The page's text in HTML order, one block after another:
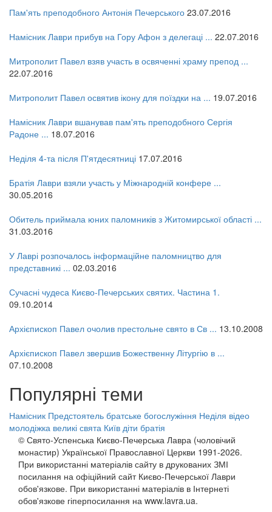
Пам'ять преподобного Антонія Печерського 23.07.2016
Намісник Лаври прибув на Гору Афон з делегаці ... 22.07.2016
Митрополит Павел взяв участь в освяченні храму препод ...
22.07.2016
Митрополит Павел освятив ікону для поїздки на ... 19.07.2016
Намісник Лаври вшанував пам'ять преподобного Сергія
Радоне ... 18.07.2016
Неділя 4-та після П'ятдесятниці 17.07.2016
Братія Лаври взяли участь у Міжнародній конфере ...
30.05.2016
Обитель приймала юних паломників з Житомирської області ...
31.03.2016
У Лаврі розпочалось інформаційне паломництво для
представникі ... 02.03.2016
Сучасні чудеса Києво-Печерських святих. Частина 1.
09.10.2014
Архієпископ Павел очолив престольне свято в Св ... 13.10.2008
Архієпископ Павел звершив Божественну Літургію в ...
07.10.2008
Популярні теми
Намісник Предстоятель братське богослужіння Неділя відео
молодіжка великі свята Київ діти братія
© Свято-Успенська Києво-Печерська Лавра (чоловічий
монастир) Української Православної Церкви 1991-2026.
При використанні матеріалів сайту в друкованих ЗМІ
посилання на офіційний сайт Києво-Печерської Лаври
обов'язкове. При використанні матеріалів в Інтернеті
обов'язкове гіперпосилання на www.lavra.ua.